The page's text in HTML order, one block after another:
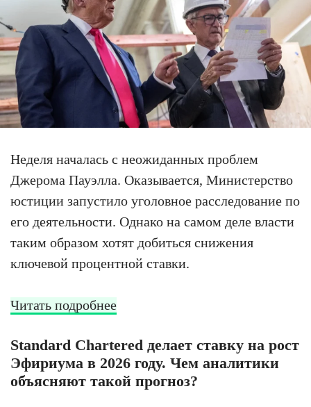
Неделя началась с неожиданных проблем
Джерома Пауэлла. Оказывается, Министерство
юстиции запустило уголовное расследование по
его деятельности. Однако на самом деле власти
таким образом хотят добиться снижения
ключевой процентной ставки.
Читать подробнее
Standard Chartered делает ставку на рост
Эфириума в 2026 году. Чем аналитики
объясняют такой прогноз?